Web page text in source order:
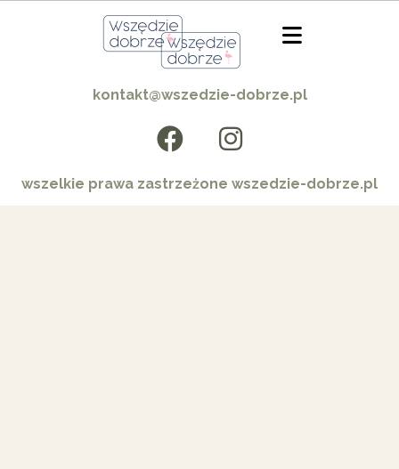
kontakt@wszedzie-dobrze.pl
wszelkie prawa zastrzeżone wszedzie-dobrze.pl